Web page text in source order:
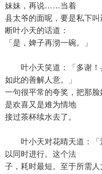
妹妹，再说……当着
县太爷的面呢，要是私下
断叶小天的话道：
「是，婢子再沏一碗。」
叶小天笑道：「多谢！
如此的善解人意。」
一句很平常的夸奖，把那
是欢喜又是难为情地
接过茶杯续水去了。
叶小天对花晴天道：「
以同时进行。这个法
子，耗时最短。至于所需